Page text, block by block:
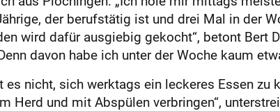
der berufstätig ist und drei Mal in der
wird dafür ausgiebig gekocht“, betont Bert
davon habe ich unter der Woche kaum
nicht, sich werktags ein leckeres Essen zu
Herd und mit Abspülen verbringen“,